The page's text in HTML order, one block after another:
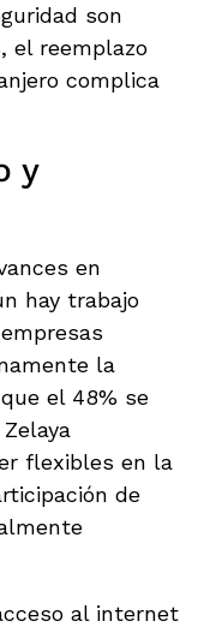
son
el reemplazo
complica
y
en
hay trabajo
la
el 48% se
flexibles en la
de
al internet